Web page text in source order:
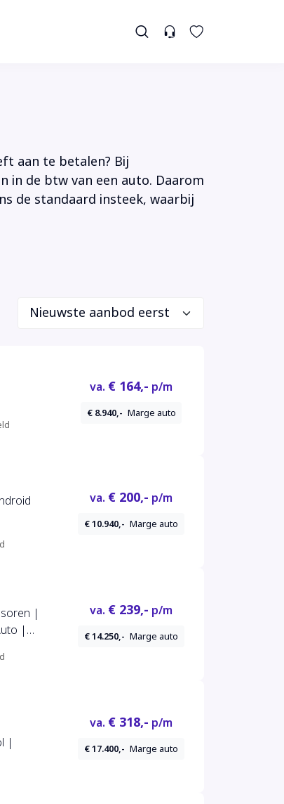
aan te betalen? Bij
in de btw van een auto. Daarom
de standaard insteek, waarbij
va. € 164,- p/m
€ 8.940,- Marge auto
va. € 200,- p/m
€ 10.940,- Marge auto
|
|
va. € 239,- p/m
€ 14.250,- Marge auto
|
va. € 318,- p/m
€ 17.400,- Marge auto